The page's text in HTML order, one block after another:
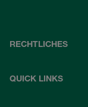
RECHTLICHES
QUICK LINKS